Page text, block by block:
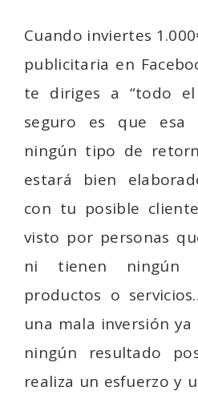
Cuando inviertes
publicitaria en
te diriges a “todo
seguro es que esa
ningún tipo de
estará bien
con tu posible
visto por personas
ni tienen ningún
productos o
una mala inversión
ningún resultado
realiza un esfuerzo y